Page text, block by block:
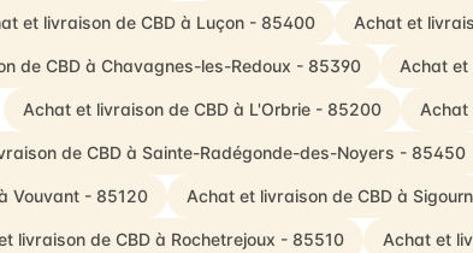
et livraison de CBD à Luçon - 85400 Achat et
de CBD à Chavagnes-les-Redoux - 85390 Achat et
Achat et livraison de CBD à L'Orbrie - 85200 Achat
de CBD à Sainte-Radégonde-des-Noyers - 85450
Vouvant - 85120 Achat et livraison de CBD à
livraison de CBD à Rochetrejoux - 85510 Achat et